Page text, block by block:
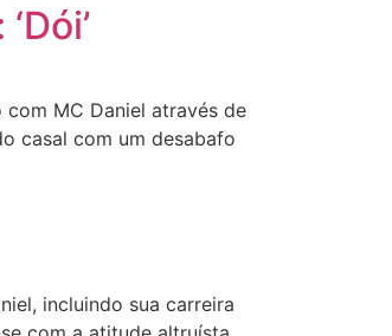
MC Daniel através de
casal com um desabafo
incluindo sua carreira